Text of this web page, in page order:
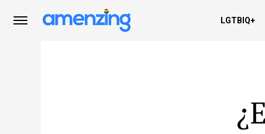
LGTBIQ+